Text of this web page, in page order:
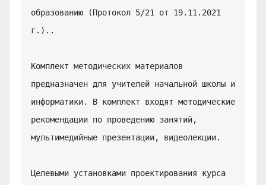
образованию (Протокол 5/21 от 19.11.2021
г.)..
Комплект методических материалов
предназначен для учителей начальной школы и
информатики. В комплект входят методические
рекомендации по проведению занятий,
мультимедийные презентации, видеолекции.
Целевыми установками проектирования курса